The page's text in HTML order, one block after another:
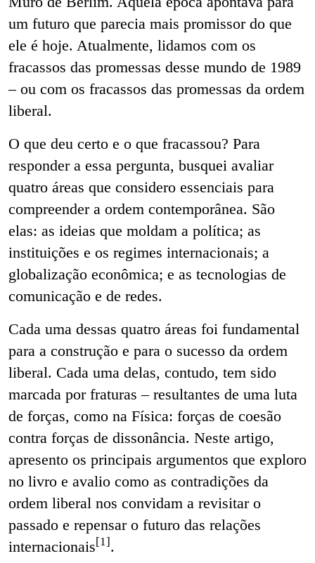
um futuro que parecia mais promissor do que
ele é hoje. Atualmente, lidamos com os
fracassos das promessas desse mundo de 1989
– ou com os fracassos das promessas da ordem
liberal.
O que deu certo e o que fracassou? Para
responder a essa pergunta, busquei avaliar
quatro áreas que considero essenciais para
compreender a ordem contemporânea. São
elas: as ideias que moldam a política; as
instituições e os regimes internacionais; a
globalização econômica; e as tecnologias de
comunicação e de redes.
Cada uma dessas quatro áreas foi fundamental
para a construção e para o sucesso da ordem
liberal. Cada uma delas, contudo, tem sido
marcada por fraturas – resultantes de uma luta
de forças, como na Física: forças de coesão
contra forças de dissonância. Neste artigo,
apresento os principais argumentos que exploro
no livro e avalio como as contradições da
ordem liberal nos convidam a revisitar o
passado e repensar o futuro das relações
internacionais[1] .